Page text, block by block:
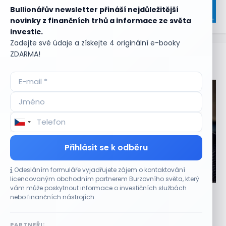
Bullionářův newsletter přináší nejdůležitější
novinky z finančních trhů a informace ze světa
investic.
Zadejte své údaje a získejte 4 originální e-booky
ZDARMA!
Přihlásit se k odběru
Odesláním formuláře vyjadřujete zájem o kontaktování
licencovaným obchodním partnerem Burzovního světa, který
vám může poskytnout informace o investičních službách
nebo finančních nástrojích.
PARTNEŘI:
Aktuální
CO HÝBE TRHEM
Výsledky společností jsou silné. Proč to akciový
trh zatím neoceňuje?